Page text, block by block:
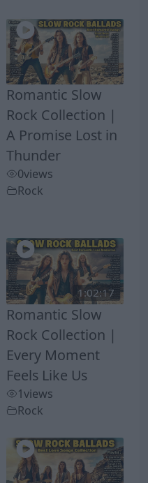
Romantic Slow
Rock Collection |
A Promise Lost in
Thunder
0views
Rock
1:02:17
Romantic Slow
Rock Collection |
Every Moment
Feels Like Us
1views
Rock